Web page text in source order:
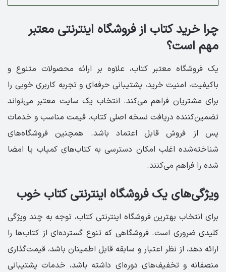
چرا خرید کتاب از فروشگاه اینترنتی معتبر
مهم است؟
یک فروشگاه معتبر کتاب، علاوه بر ارائه محصولات متنوع و
باکیفیت، امنیت خرید، پشتیبانی حرفه‌ای و تجربه کاربری خوبی را
برای مشتریان فراهم می‌کند. انتخاب یک سایت معتبر می‌تواند
تضمین‌کننده دریافت نسخه اصلی کتاب، قیمت مناسب و خدمات
پس از فروش قابل اعتماد باشد. همچنین فروشگاه‌های
شناخته‌شده اغلب امکان دسترسی به کتاب‌های کمیاب یا امضا
شده را فراهم می‌کنند.
ویژگی‌های یک فروشگاه اینترنتی کتاب خوب
برای انتخاب بهترین فروشگاه اینترنتی کتاب، توجه به چند ویژگی
کلیدی ضروری است. فروشگاهی که تنوع گسترده‌ای از کتاب‌ها را
ارائه دهد، از نظر اعتبار و سابقه قابل اطمینان باشد، قیمت‌گذاری
منصفانه و تخفیف‌های دوره‌ای داشته باشد، خدمات پشتیبانی